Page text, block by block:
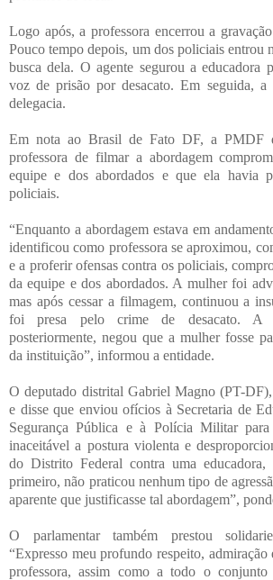
Logo após, a professora encerrou a
Pouco tempo depois, um dos policiais entrou
busca dela. O agente segurou a educadora
voz de prisão por desacato. Em seguida,
delegacia.
Em nota ao Brasil de Fato DF, a PMDF
professora de filmar a abordagem
equipe e dos abordados e que ela havia
policiais.
“Enquanto a abordagem estava em
identificou como professora se aproximou,
e a proferir ofensas contra os policiais,
da equipe e dos abordados. A mulher foi
mas após cessar a filmagem, continuou a
foi presa pelo crime de desacato. A
posteriormente, negou que a mulher fosse
da instituição”, informou a entidade.
O deputado distrital Gabriel Magno (PT-
e disse que enviou ofícios à Secretaria de
Segurança Pública e à Polícia Militar
inaceitável a postura violenta e
do Distrito Federal contra uma educadora,
primeiro, não praticou nenhum tipo de
aparente que justificasse tal abordagem”,
O parlamentar também prestou
“Expresso meu profundo respeito, admiração
professora, assim como a todo o conjunto